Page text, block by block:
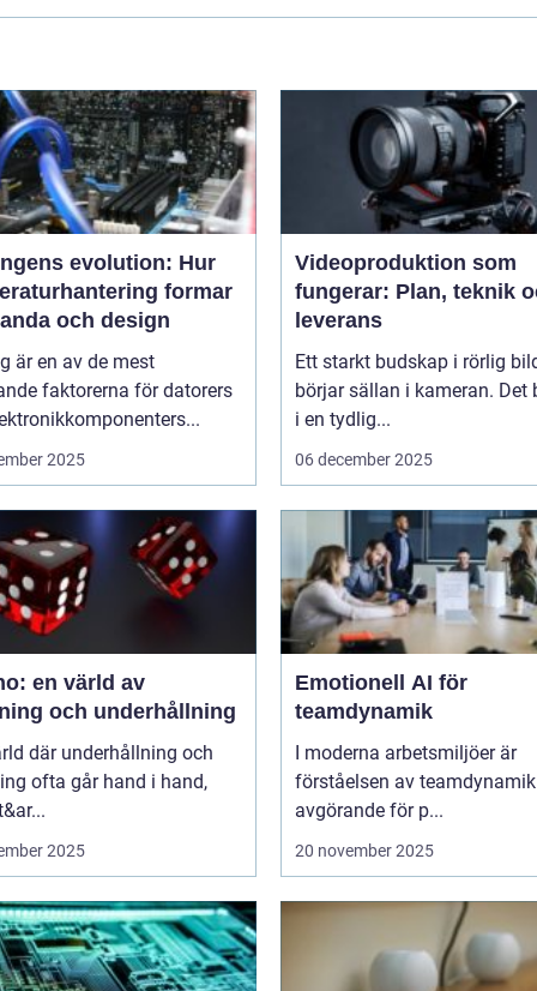
evolution: Hur
formar
och design
är en av de mest
faktorerna för datorers
2025
Videoproduktion som
fungerar: Plan, teknik
leverans
Ett starkt budskap i rörlig
börjar sällan i kameran. Det
i en tydlig...
06 december 2025
en värld av
och underhållning
där underhållning och
ofta går hand i hand,
2025
Emotionell AI för
teamdynamik
I moderna arbetsmiljöer är
förståelsen av teamdynamik
avgörande för p...
20 november 2025